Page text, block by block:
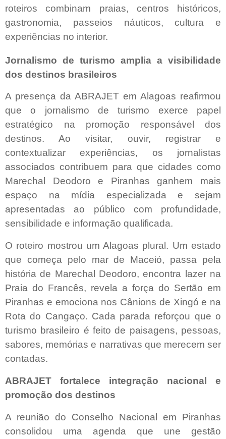
roteiros combinam praias, centros históricos,
gastronomia, passeios náuticos, cultura e
experiências no interior.
Jornalismo de turismo amplia a visibilidade
dos destinos brasileiros
A presença da ABRAJET em Alagoas reafirmou
que o jornalismo de turismo exerce papel
estratégico na promoção responsável dos
destinos. Ao visitar, ouvir, registrar e
contextualizar experiências, os jornalistas
associados contribuem para que cidades como
Marechal Deodoro e Piranhas ganhem mais
espaço na mídia especializada e sejam
apresentadas ao público com profundidade,
sensibilidade e informação qualificada.
O roteiro mostrou um Alagoas plural. Um estado
que começa pelo mar de Maceió, passa pela
história de Marechal Deodoro, encontra lazer na
Praia do Francês, revela a força do Sertão em
Piranhas e emociona nos Cânions de Xingó e na
Rota do Cangaço. Cada parada reforçou que o
turismo brasileiro é feito de paisagens, pessoas,
sabores, memórias e narrativas que merecem ser
contadas.
ABRAJET fortalece integração nacional e
promoção dos destinos
A reunião do Conselho Nacional em Piranhas
consolidou uma agenda que une gestão